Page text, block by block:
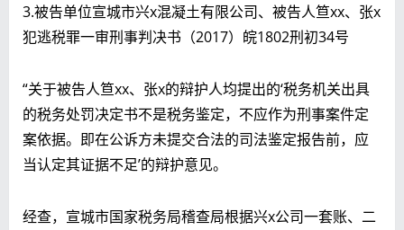
3.被告单位宣城市兴x混凝土有限公司、被告人笪xx、张x
犯逃税罪一审刑事判决书（2017）皖1802刑初34号
“关于被告人笪xx、张x的辩护人均提出的‘税务机关出具
的税务处罚决定书不是税务鉴定，不应作为刑事案件定
案依据。即在公诉方未提交合法的司法鉴定报告前，应
当认定其证据不足’的辩护意见。
经查，宣城市国家税务局稽查局根据兴x公司一套账、二